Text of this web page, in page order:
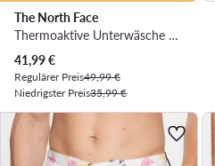
The North Face
Thermoaktive Unterwäsche Unterteil · Schwarz
Aktueller Preis
41,99€
Regulärer Preis49,99 €
Niedrigster Preis35,99 €